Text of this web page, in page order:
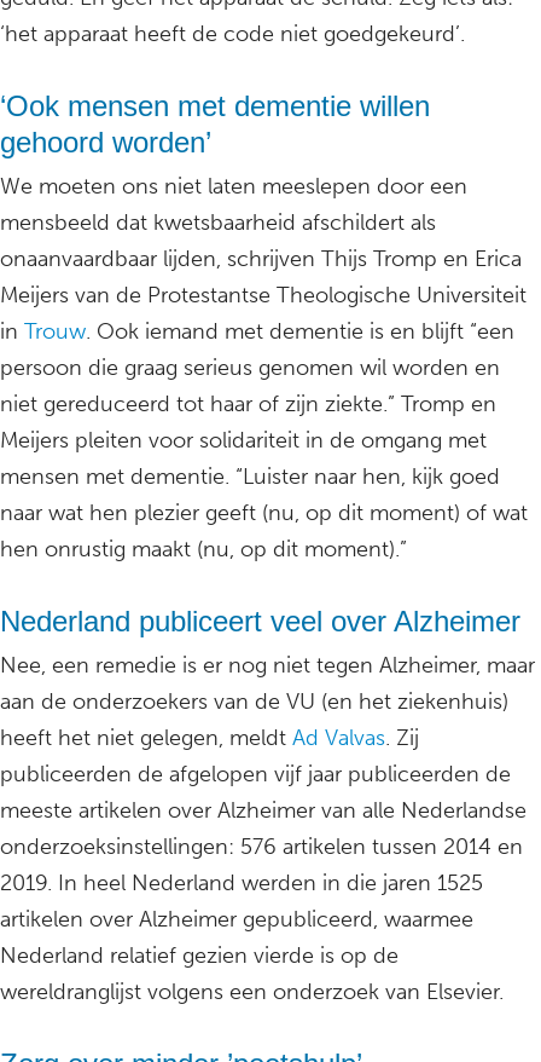
‘het apparaat heeft de code niet goedgekeurd’.
‘Ook mensen met dementie willen
gehoord worden’
We moeten ons niet laten meeslepen door een
mensbeeld dat kwetsbaarheid afschildert als
onaanvaardbaar lijden, schrijven Thijs Tromp en Erica
Meijers van de Protestantse Theologische Universiteit
in Trouw. Ook iemand met dementie is en blijft “een
persoon die graag serieus genomen wil worden en
niet gereduceerd tot haar of zijn ziekte.” Tromp en
Meijers pleiten voor solidariteit in de omgang met
mensen met dementie. “Luister naar hen, kijk goed
naar wat hen plezier geeft (nu, op dit moment) of wat
hen onrustig maakt (nu, op dit moment).”
Nederland publiceert veel over Alzheimer
Nee, een remedie is er nog niet tegen Alzheimer, maar
aan de onderzoekers van de VU (en het ziekenhuis)
heeft het niet gelegen, meldt Ad Valvas. Zij
publiceerden de afgelopen vijf jaar publiceerden de
meeste artikelen over Alzheimer van alle Nederlandse
onderzoeksinstellingen: 576 artikelen tussen 2014 en
2019. In heel Nederland werden in die jaren 1525
artikelen over Alzheimer gepubliceerd, waarmee
Nederland relatief gezien vierde is op de
wereldranglijst volgens een onderzoek van Elsevier.